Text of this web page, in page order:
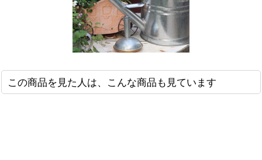
この商品を見た人は、こんな商品も見ています